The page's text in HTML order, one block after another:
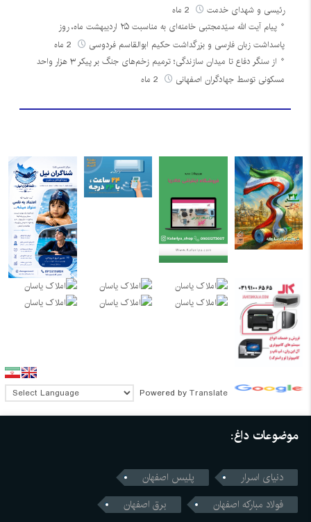
رئیسی و شهدای خدمت
پیام آیت الله سیّدمجتبی خامنه‌ای به مناسبت ۲۵ اردیبهشت ماه، روز
پاسداشت زبان فارسی و بزرگداشت حکیم ابوالقاسم فردوسی
از سنگر دفاع تا میدان سازندگی؛ ترمیم زخم‌های جنگ بر پیکر ۳ هزار واحد
مسکونی توسط جهادگران اصفهانی
Powered by Translate
موضوعات داغ:
دنیای اسرار
پلیس اصفهان
فولاد مبارکه اصفهان
برق اصفهان